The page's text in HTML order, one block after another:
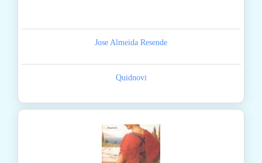
Jose Almeida Resende
Quidnovi